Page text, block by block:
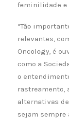
feminilidade e
“Tão
relevantes,
Oncology, é
como a
o
rastreamento,
alternativas
sejam sempre